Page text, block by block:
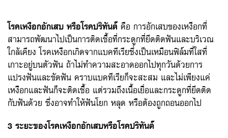
โรคเหงือกอักเสบ หรือโรคปริทันต์คือ การอักเสบของเหงือกที่
สามารถพัฒนาไปเป็นการติดเชื้อที่กระดูกที่ยึดติดฟันและบริเวณ
ใกล้เคียง โรคเหงือกเกิดจากแบคทีเรียซึ่งเป็นเหมือนฟิล์มที่ใสที่
เกาะอยู่บนตัวฟัน ถ้าไม่ทำความสะอาดออกไปทุกวันด้วยการ
แปรงฟันและขัดฟัน คราบแบคทีเรียก็จะสะสม และไม่เพียงแค่
เหงือกและฟันก็จะติดเชื้อ แต่รวมถึงเนื้อเยื่อและกระดูกที่ยึดติด
กับฟันด้วย ซึ่งอาจทำให้ฟันโยก หลุด หรือต้องถูกถอนออกไป
3 ระยะของโรคเหงือกอักเสบหรือโรคปริทันต์